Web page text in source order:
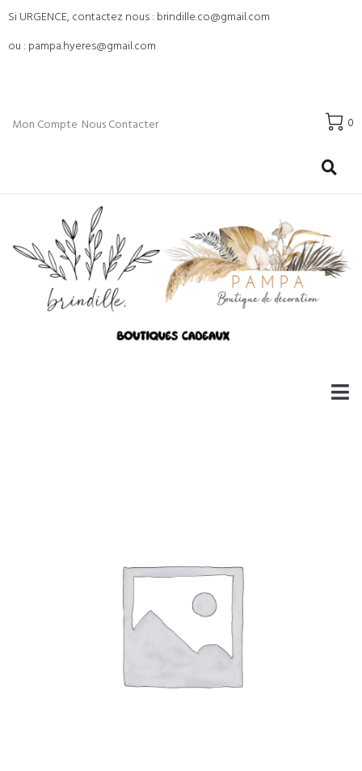
Si URGENCE, contactez nous : brindille.co@gmail.com
ou : pampa.hyeres@gmail.com
Mon Compte Nous Contacter 0